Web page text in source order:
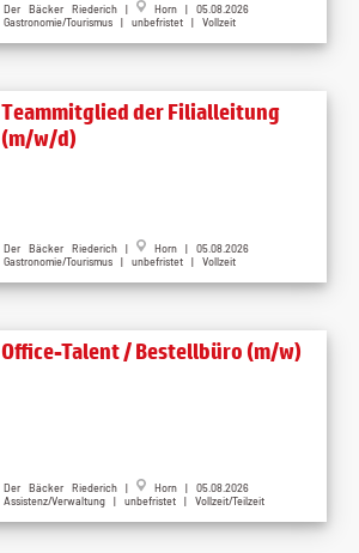
Der Bäcker Riederich |
Horn | 05.08.2026
Gastronomie/Tourismus | unbefristet | Vollzeit
Teammitglied der Filialleitung
(m/w/d)
Der Bäcker Riederich |
Horn | 05.08.2026
Gastronomie/Tourismus | unbefristet | Vollzeit
Office-Talent / Bestellbüro (m/w)
Der Bäcker Riederich |
Horn | 05.08.2026
Assistenz/Verwaltung | unbefristet | Vollzeit/Teilzeit